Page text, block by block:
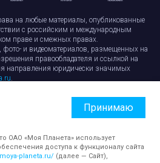
на любые материалы, опубликованные
с российским и международным
праве и смежных правах.
фото- и видеоматериалов, размещенных на
правообладателя и ссылкой на
направления юридически значимых
.
файлами
Обработка персональных данных
Принимаю
ОАО «Моя Планета» использует
доступа к функционалу сайта
planeta.ru/ (далее — Сайт),